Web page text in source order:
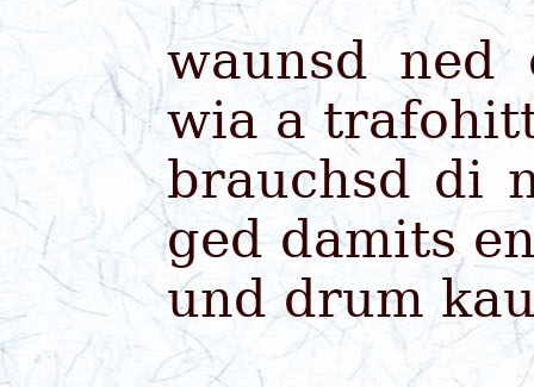
waunsd ned
wia a
brauchsd di
ged damits
und drum